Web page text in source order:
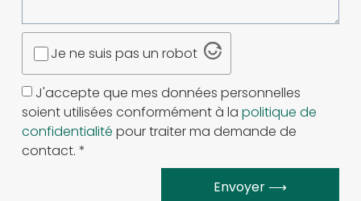
Je ne suis pas un robot
J'accepte que mes données personnelles
soient utilisées conformément à la politique de
confidentialité pour traiter ma demande de
contact. *
Envoyer ⟶